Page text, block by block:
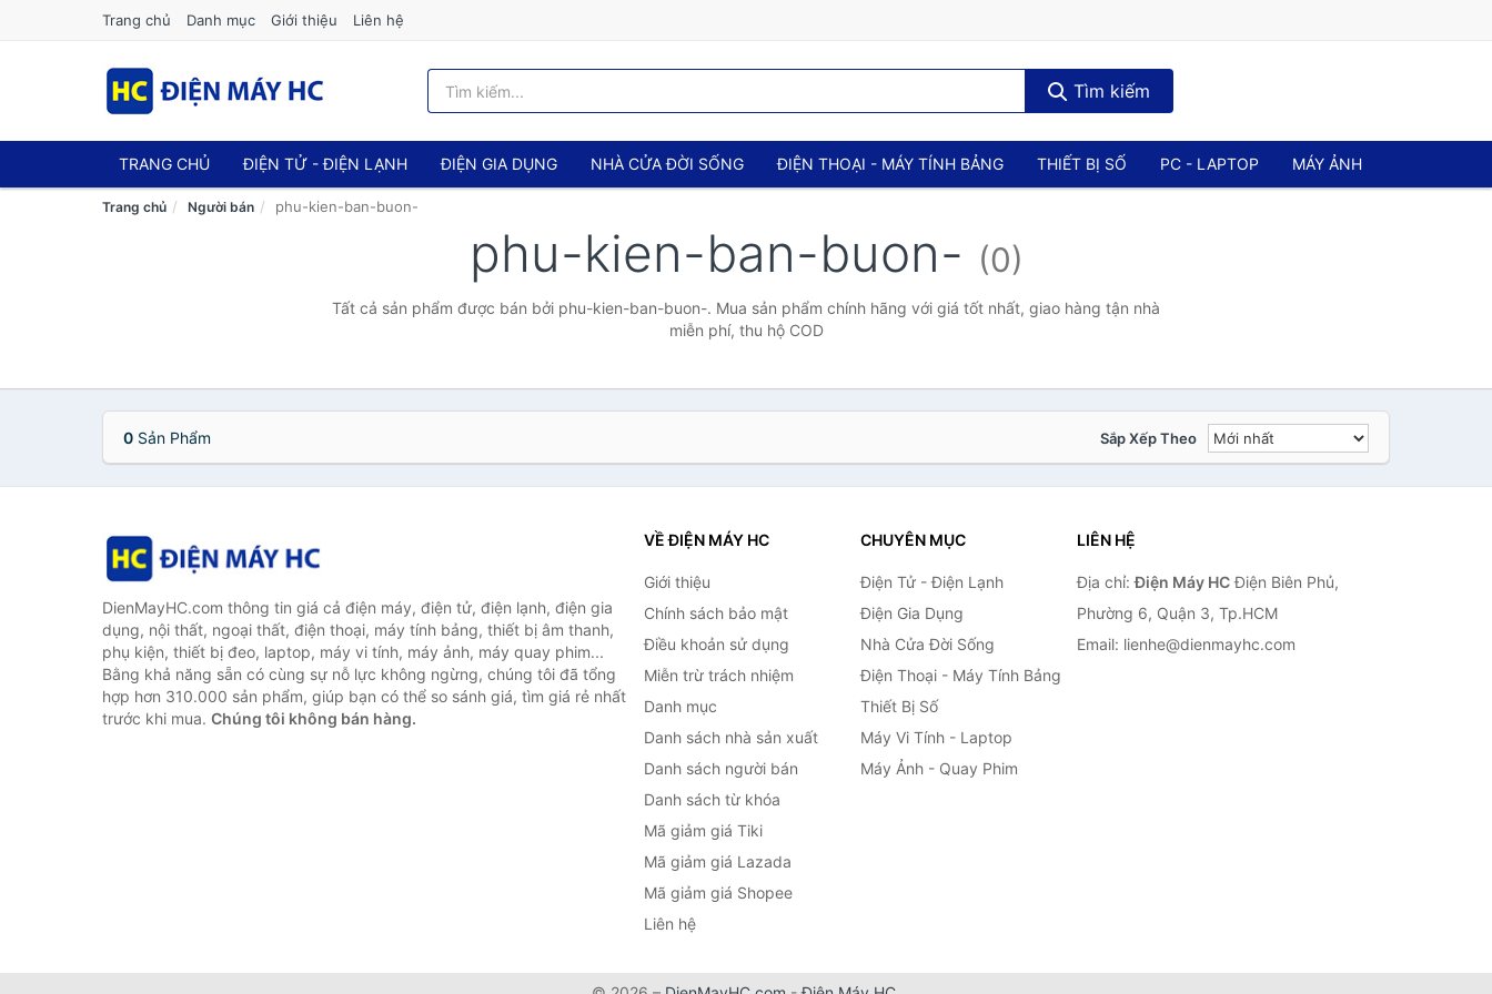
Trang chủ Danh mục Giới thiệu Liên hệ
Tìm kiếm
TRANG CHỦ ĐIỆN TỬ - ĐIỆN LẠNH ĐIỆN GIA DỤNG NHÀ CỬA ĐỜI SỐNG ĐIỆN THOẠI - MÁY TÍNH BẢNG THIẾT BỊ SỐ PC - LAPTOP MÁY ẢNH
Trang chủ Người bán phu-kien-ban-buon-
phu-kien-ban-buon- (0)
Tất cả sản phẩm được bán bởi phu-kien-ban-buon-. Mua sản phẩm chính hãng với giá tốt nhất, giao hàng tận nhà
miễn phí, thu hộ COD
0 Sản Phẩm Sắp Xếp Theo
DienMayHC.com thông tin giá cả điện máy, điện tử, điện lạnh, điện gia
dụng, nội thất, ngoại thất, điện thoại, máy tính bảng, thiết bị âm thanh,
phụ kiện, thiết bị đeo, laptop, máy vi tính, máy ảnh, máy quay phim...
Bằng khả năng sẵn có cùng sự nỗ lực không ngừng, chúng tôi đã tổng
hợp hơn 310.000 sản phẩm, giúp bạn có thể so sánh giá, tìm giá rẻ nhất
trước khi mua. Chúng tôi không bán hàng.
VỀ ĐIỆN MÁY HC
Giới thiệu
Chính sách bảo mật
Điều khoản sử dụng
Miễn trừ trách nhiệm
Danh mục
Danh sách nhà sản xuất
Danh sách người bán
Danh sách từ khóa
Mã giảm giá Tiki
Mã giảm giá Lazada
Mã giảm giá Shopee
Liên hệ
CHUYÊN MỤC
Điện Tử - Điện Lạnh
Điện Gia Dụng
Nhà Cửa Đời Sống
Điện Thoại - Máy Tính Bảng
Thiết Bị Số
Máy Vi Tính - Laptop
Máy Ảnh - Quay Phim
LIÊN HỆ
Địa chỉ:Điện Máy HCĐiện Biên Phủ,
Phường 6, Quận 3, Tp.HCM
Email: lienhe@dienmayhc.com